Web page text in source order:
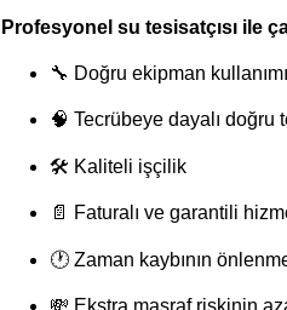
Profesyonel su tesisatçısı ile
🔧 Doğru ekipman kullanımı
🧠 Tecrübeye dayalı doğru
🛠 Kaliteli işçilik
📄 Faturalı ve garantili
🕐 Zaman kaybının
💸 Ekstra masraf riskinin